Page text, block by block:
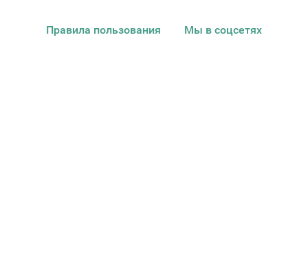
Правила пользования Мы в соцсетях